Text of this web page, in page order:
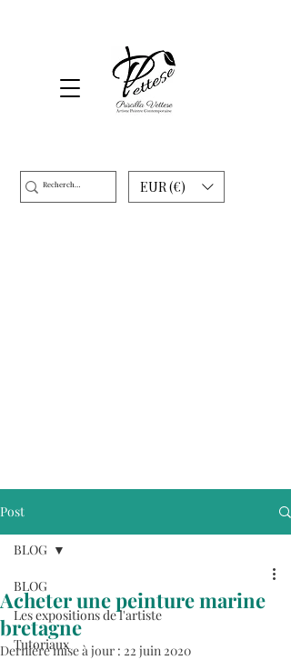
EUR (€)
Post
BLOG
Les expositions de l'artiste
Tutoriaux
BLOG
Acheter une peinture marine
bretagne
Dernière mise à jour : 22 juin 2020